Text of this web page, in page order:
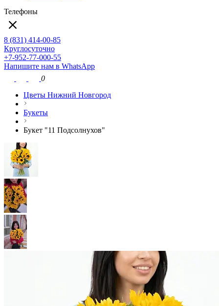
Телефоны
8 (831) 414-00-85
Круглосуточно
+7-952-77-000-55
Напишите нам в WhatsApp
0
Цветы Нижний Новгород
Букеты
Букет "11 Подсолнухов"